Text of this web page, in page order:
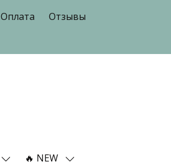
Оплата
Отзывы
🔥 NEW